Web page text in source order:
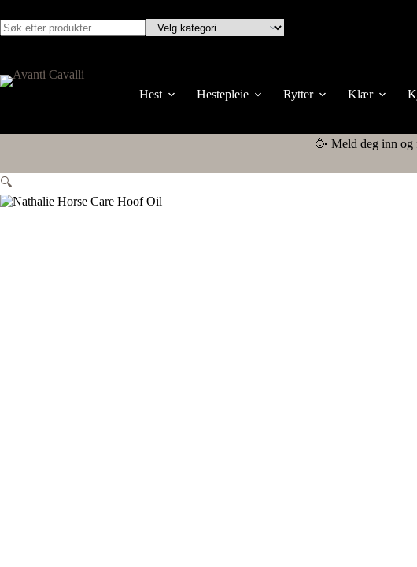
til
innholdet
Hest Hestepleie Rytter Klær
🥳 Meld deg inn
🔍